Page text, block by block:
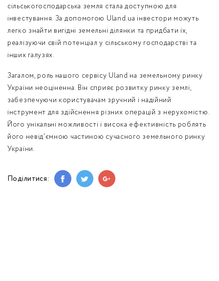
Поділитися:
сільськогосподарська земля стала доступною для
інвестування. За допомогою Uland.ua інвестори можуть
легко знайти вигідні земельні ділянки та придбати їх,
реалізуючи свій потенціал у сільському господарстві та
інших галузях.
Загалом, роль нашого сервісу Uland на земельному ринку
України неоціненна. Він сприяє розвитку ринку землі,
забезпечуючи користувачам зручний і надійний
інструмент для здійснення різних операцій з нерухомістю.
Його унікальні можливості і висока ефективність роблять
його невід'ємною частиною сучасного земельного ринку
України.